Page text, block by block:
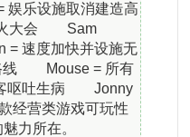
乐设施取消建造高
火大会 Sam
速度加快并设施无
线 Mouse = 所有
呕吐生病 Jonny
经营类游戏可玩性
力所在。